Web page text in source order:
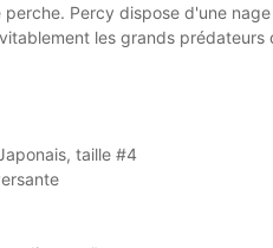
Percy dispose d'une
les grands
taille #4